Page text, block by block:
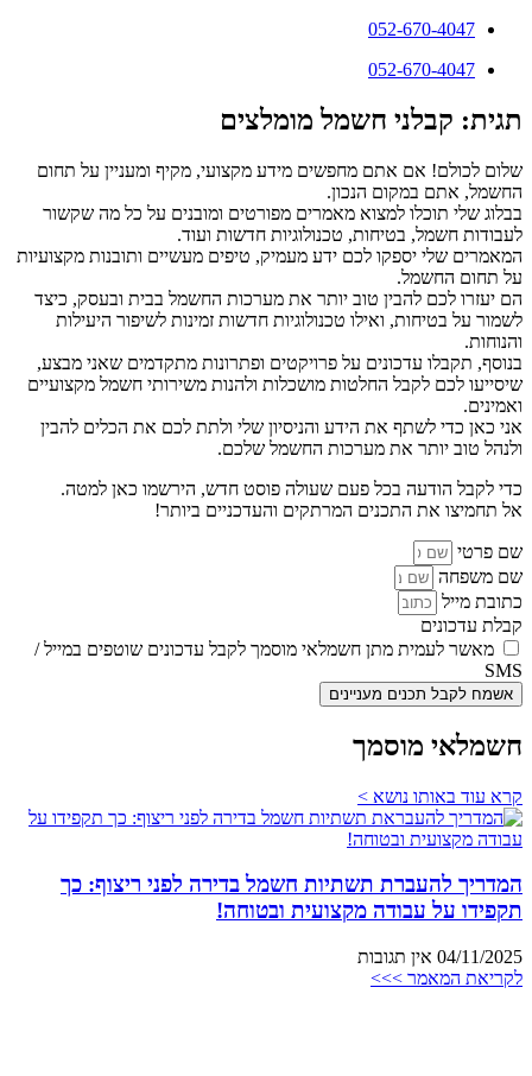
052-670-4047
052-670-4047
תגית: קבלני חשמל מומלצים
שלום לכולם! אם אתם מחפשים מידע מקצועי, מקיף ומעניין על תחום
החשמל, אתם במקום הנכון.
בבלוג שלי תוכלו למצוא מאמרים מפורטים ומובנים על כל מה שקשור
לעבודות חשמל, בטיחות, טכנולוגיות חדשות ועוד.
המאמרים שלי יספקו לכם ידע מעמיק, טיפים מעשיים ותובנות מקצועיות
על תחום החשמל.
הם יעזרו לכם להבין טוב יותר את מערכות החשמל בבית ובעסק, כיצד
לשמור על בטיחות, ואילו טכנולוגיות חדשות זמינות לשיפור היעילות
והנוחות.
בנוסף, תקבלו עדכונים על פרויקטים ופתרונות מתקדמים שאני מבצע,
שיסייעו לכם לקבל החלטות מושכלות ולהנות משירותי חשמל מקצועיים
ואמינים.
אני כאן כדי לשתף את הידע והניסיון שלי ולתת לכם את הכלים להבין
ולנהל טוב יותר את מערכות החשמל שלכם.
כדי לקבל הודעה בכל פעם שעולה פוסט חדש, הירשמו כאן למטה.
אל תחמיצו את התכנים המרתקים והעדכניים ביותר!
שם פרטי
שם משפחה
כתובת מייל
קבלת עדכונים
מאשר לעמית מתן חשמלאי מוסמך לקבל עדכונים שוטפים במייל /
SMS
אשמח לקבל תכנים מעניינים
חשמלאי מוסמך
קרא עוד באותו נושא >
המדריך להעברת תשתיות חשמל בדירה לפני ריצוף: כך
תקפידו על עבודה מקצועית ובטוחה!
04/11/2025 אין תגובות
לקריאת המאמר >>>